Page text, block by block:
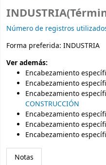
Número de registros
Forma preferida: INDUSTRIA
Ver además:
Encabezamiento
Encabezamiento
Encabezamiento
CONSTRUCCIÓN
Encabezamiento
Encabezamiento
Encabezamiento
Notas